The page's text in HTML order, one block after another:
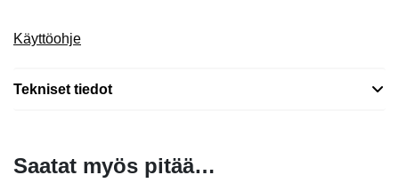
Käyttöohje
Tekniset tiedot
Saatat myös pitää…